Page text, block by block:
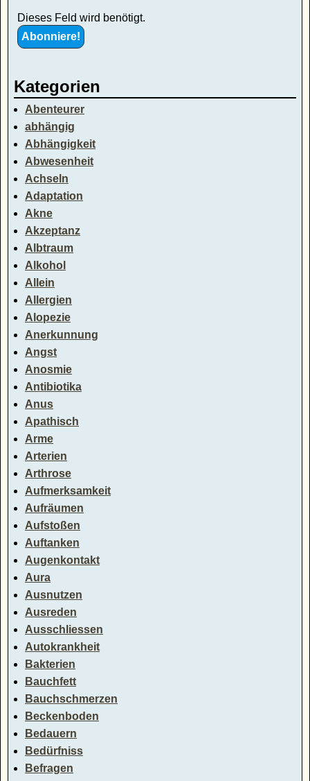
Dieses Feld wird benötigt.
Kategorien
Abenteurer
abhängig
Abhängigkeit
Abwesenheit
Achseln
Adaptation
Akne
Akzeptanz
Albtraum
Alkohol
Allein
Allergien
Alopezie
Anerkunnung
Angst
Anosmie
Antibiotika
Anus
Apathisch
Arme
Arterien
Arthrose
Aufmerksamkeit
Aufräumen
Aufstoßen
Auftanken
Augenkontakt
Aura
Ausnutzen
Ausreden
Ausschliessen
Autokrankheit
Bakterien
Bauchfett
Bauchschmerzen
Beckenboden
Bedauern
Bedürfniss
Befragen